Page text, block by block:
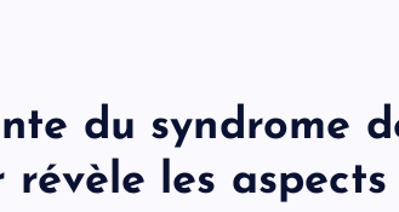
du syndrome
révèle les